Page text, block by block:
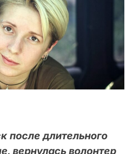
после длительного
вернулась волонтер